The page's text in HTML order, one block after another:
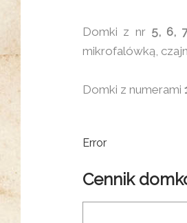
Domki z nr 5, 6,
mikrofalówką,
Domki z numerami
Error
Cennik